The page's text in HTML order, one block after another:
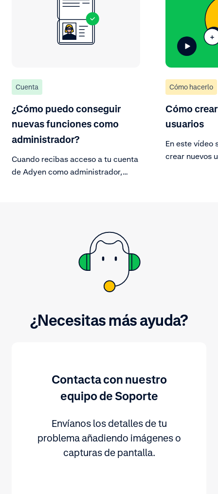
Cuenta
¿Cómo puedo conseguir
nuevas funciones como
administrador?
Cuando recibas acceso a tu cuenta
de Adyen como administrador,
Cómo hacerlo
Cómo
usuarios
En este vídeo
crear nuevos
¿Necesitas más ayuda?
Contacta con nuestro
equipo de Soporte
Envíanos los detalles de tu
problema añadiendo imágenes o
capturas de pantalla.